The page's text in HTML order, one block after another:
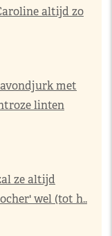
altijd zo
met
linten
ze altijd
wel (tot h..